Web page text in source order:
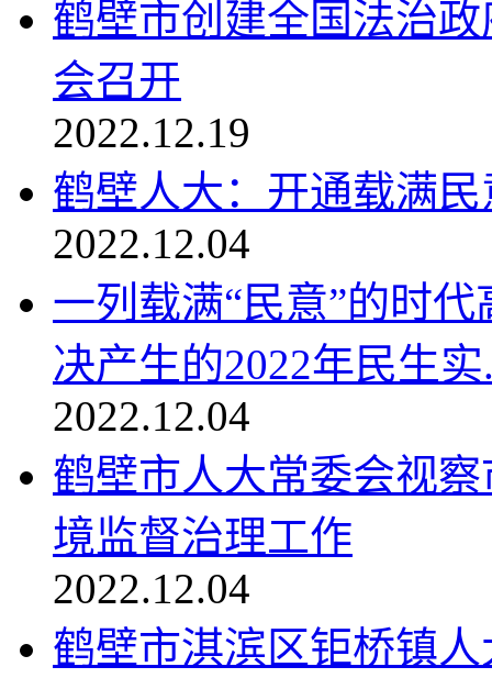
鹤壁市创建全国法治
会召开
2022.12.19
鹤壁人大：开通载满民
2022.12.04
一列载满“民意”的时
决产生的2022年民生实
2022.12.04
鹤壁市人大常委会视
境监督治理工作
2022.12.04
鹤壁市淇滨区钜桥镇